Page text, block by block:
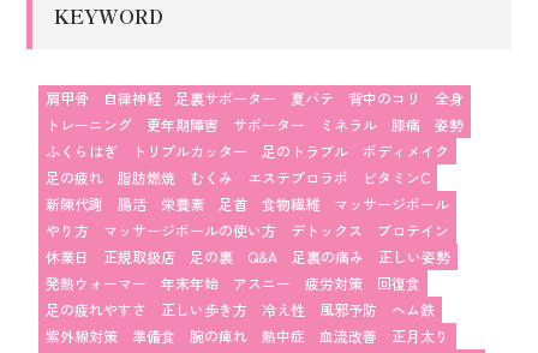
KEYWORD
肩甲骨 自律神経 足裏サポーター 夏バテ 背中のコリ
全身
トレーニング
更年期障害 サポーター ミネラル 膝痛
姿勢
ふくらはぎ
トリプルカッター 足のトラブル
ボディメイク
足の疲れ
脂肪燃焼 むくみ エステプロラボ
ビタミンC
新陳代謝
腸活 栄養素 足首 食物繊維
マッサージボール
やり方
マッサージボールの使い方 デトックス
プロテイン
休業日
正規取扱店 足の裏 Q&A 足裏の痛み
正しい姿勢
発熱ウォーマー
年末年始 アスニー 疲労対策
回復食
足の疲れやすさ
正しい歩き方 冷え性 風邪予防
ヘム鉄
紫外線対策
準備食 腕の痺れ 熱中症 血流改善
正月太り